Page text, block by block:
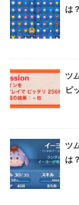
は
ツ
ピ
ツ
は？